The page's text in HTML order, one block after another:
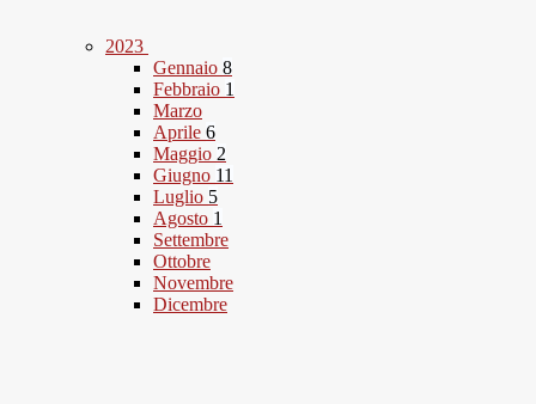
2023
Gennaio 8
Febbraio 1
Marzo
Aprile 6
Maggio 2
Giugno 11
Luglio 5
Agosto 1
Settembre
Ottobre
Novembre
Dicembre